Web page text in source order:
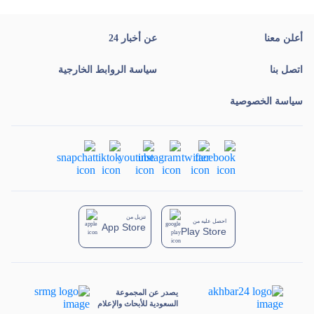
يصدر عن المجموعة
السعودية للأبحاث والإعلام
أعلن معنا عن أخبار 24
اتصل بنا سياسة الروابط الخارجية
سياسة الخصوصية
تنزيل من
App Store
احصل عليه من
Play Store